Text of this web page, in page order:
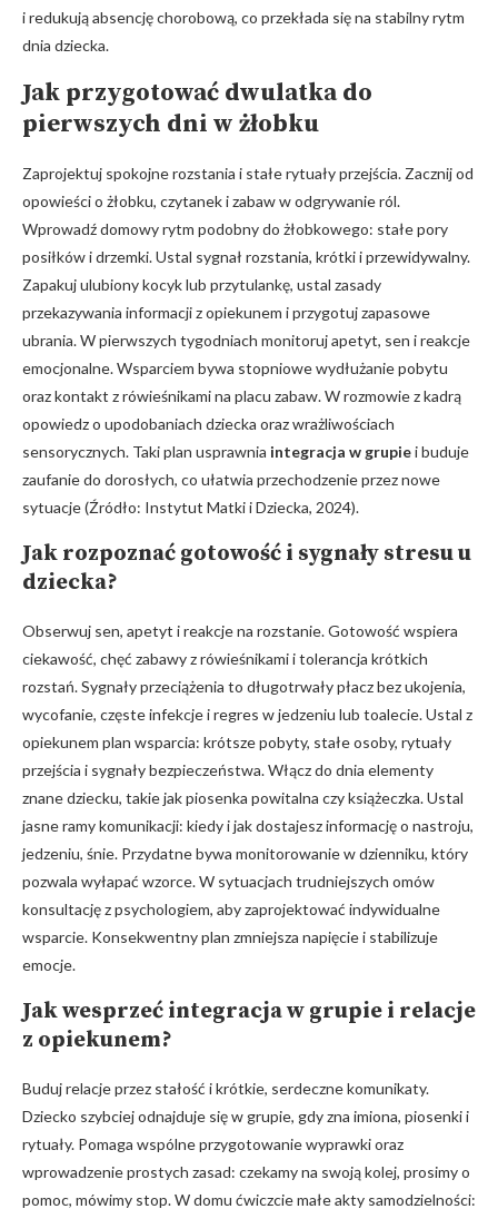
i redukują absencję chorobową, co przekłada się na stabilny rytm
dnia dziecka.
Jak przygotować dwulatka do
pierwszych dni w żłobku
Zaprojektuj spokojne rozstania i stałe rytuały przejścia. Zacznij od
opowieści o żłobku, czytanek i zabaw w odgrywanie ról.
Wprowadź domowy rytm podobny do żłobkowego: stałe pory
posiłków i drzemki. Ustal sygnał rozstania, krótki i przewidywalny.
Zapakuj ulubiony kocyk lub przytulankę, ustal zasady
przekazywania informacji z opiekunem i przygotuj zapasowe
ubrania. W pierwszych tygodniach monitoruj apetyt, sen i reakcje
emocjonalne. Wsparciem bywa stopniowe wydłużanie pobytu
oraz kontakt z rówieśnikami na placu zabaw. W rozmowie z kadrą
opowiedz o upodobaniach dziecka oraz wrażliwościach
sensorycznych. Taki plan usprawnia integracja w grupiei buduje
zaufanie do dorosłych, co ułatwia przechodzenie przez nowe
sytuacje (Źródło: Instytut Matki i Dziecka, 2024).
Jak rozpoznać gotowość i sygnały stresu u
dziecka?
Obserwuj sen, apetyt i reakcje na rozstanie. Gotowość wspiera
ciekawość, chęć zabawy z rówieśnikami i tolerancja krótkich
rozstań. Sygnały przeciążenia to długotrwały płacz bez ukojenia,
wycofanie, częste infekcje i regres w jedzeniu lub toalecie. Ustal z
opiekunem plan wsparcia: krótsze pobyty, stałe osoby, rytuały
przejścia i sygnały bezpieczeństwa. Włącz do dnia elementy
znane dziecku, takie jak piosenka powitalna czy książeczka. Ustal
jasne ramy komunikacji: kiedy i jak dostajesz informację o nastroju,
jedzeniu, śnie. Przydatne bywa monitorowanie w dzienniku, który
pozwala wyłapać wzorce. W sytuacjach trudniejszych omów
konsultację z psychologiem, aby zaprojektować indywidualne
wsparcie. Konsekwentny plan zmniejsza napięcie i stabilizuje
emocje.
Jak wesprzeć integracja w grupie i relacje
z opiekunem?
Buduj relacje przez stałość i krótkie, serdeczne komunikaty.
Dziecko szybciej odnajduje się w grupie, gdy zna imiona, piosenki i
rytuały. Pomaga wspólne przygotowanie wyprawki oraz
wprowadzenie prostych zasad: czekamy na swoją kolej, prosimy o
pomoc, mówimy stop. W domu ćwiczcie małe akty samodzielności: